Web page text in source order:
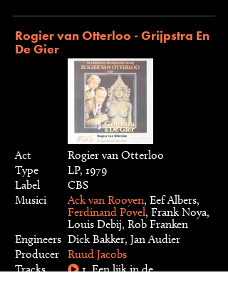
Rogier van Otterloo - Grijpstra En
De Gier
Act
Rogier van Otterloo
Type
LP, 1979
Label
CBS
Musici
Ack van Rooyen, Eef Albers,
Ferdinand Povel, Frank Noya,
Louis Debij, Rob Franken
Engineers Dick Bakker, Jan Audier
Producer
Ruud Jacobs
Tracks
1. Een lijk in de